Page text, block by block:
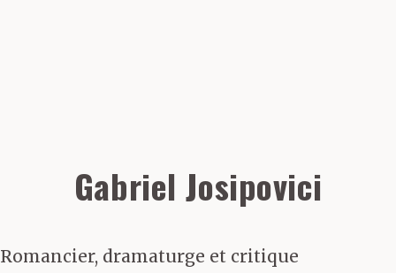
Gabriel Josipovici
Romancier, dramaturge et critique